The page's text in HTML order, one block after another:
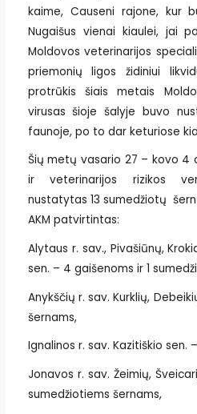
kaime, Causeni rajone, kur
Nugaišus vienai kiaulei, jai
Moldovos veterinarijos
priemonių ligos židiniui
protrūkis šiais metais
virusas šioje šalyje buvo
faunoje, po to dar keturiose
Šių metų vasario 27 – kovo 4
ir veterinarijos rizikos
nustatytas 13 sumedžiotų
AKM patvirtintas:
Alytaus r. sav., Pivašiūnų,
sen. – 4 gaišenoms ir 1
Anykščių r. sav. Kurklių,
šernams,
Ignalinos r. sav. Kazitiškio sen.
Jonavos r. sav. Žeimių,
sumedžiotiems šernams,